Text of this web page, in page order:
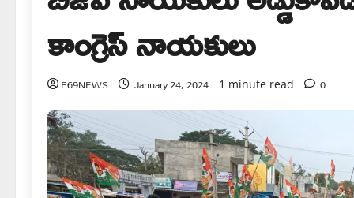
కాంగ్రెస్ నాయకులు
E69NEWS January 24, 2024 1 minute read 0